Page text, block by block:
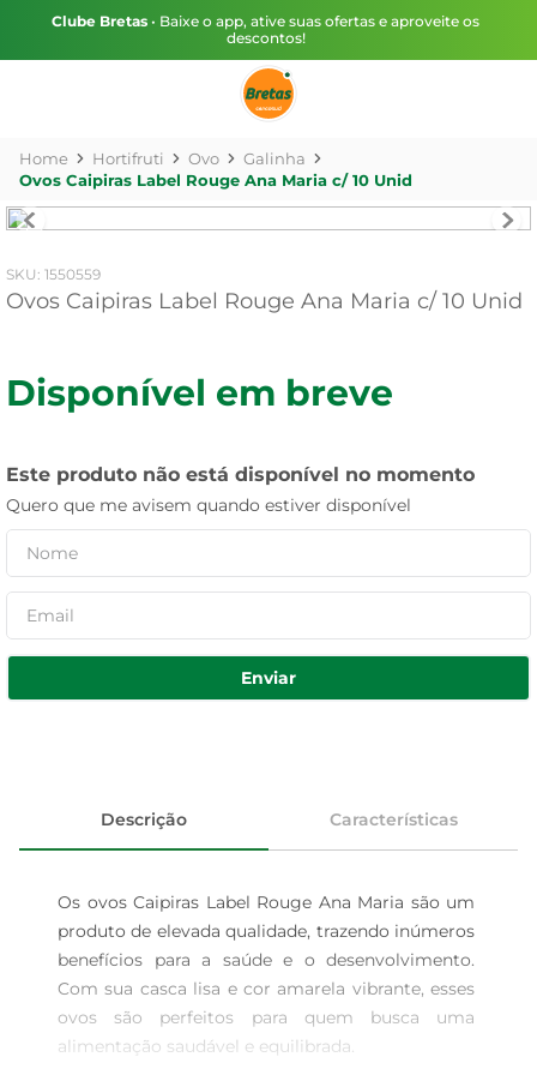
Clube Bretas • Baixe o app, ative suas ofertas e aproveite os
descontos!
Hortifruti Ovo
Galinha
Ovos Caipiras Label Rouge Ana Maria c/ 10 Unid
: 1550559
Ovos Caipiras Label Rouge Ana Maria c/ 10 Unid
Disponível em breve
Este produto não está disponível no momento
Quero que me avisem quando estiver disponível
Enviar
Descrição Características
Os ovos Caipiras Label Rouge Ana Maria são um
produto de elevada qualidade, trazendo inúmeros
benefícios para a saúde e o desenvolvimento.
Com sua casca lisa e cor amarela vibrante, esses
ovos são perfeitos para quem busca uma
alimentação saudável e equilibrada.